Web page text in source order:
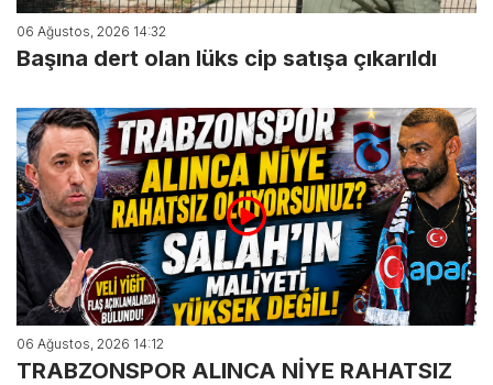
06 Ağustos, 2026 14:32
Başına dert olan lüks cip satışa çıkarıldı
06 Ağustos, 2026 14:12
TRABZONSPOR ALINCA NİYE RAHATSIZ